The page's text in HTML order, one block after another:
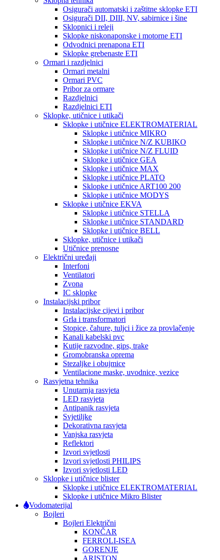
Osigurači automatski i zaštitne sklopke ETI
Osigurači DII, DIII, NV, sabirnice i šine
Sklopnici i releji
Sklopke niskonaponske i motorne ETI
Odvodnici prenapona ETI
Sklopke grebenaste ETI
Ormari i razdjelnici
Ormari metalni
Ormari PVC
Pribor za ormare
Razdjelnici
Razdjelnici ETI
Sklopke, utičnice i utikači
Sklopke i utičnice ELEKTROMATERIAL
Sklopke i utičnice MIKRO
Sklopke i utičnice N/Z KUBIKO
Sklopke i utičnice N/Z FLUID
Sklopke i utičnice GEA
Sklopke i utičnice MAX
Sklopke i utičnice PLATO
Sklopke i utičnice ART100 200
Sklopke i utičnice MODYS
Sklopke i utičnice EKVA
Sklopke i utičnice STELLA
Sklopke i utičnice STANDARD
Sklopke i utičnice BELL
Sklopke, utičnice i utikači
Utičnice prenosne
Električni uređaji
Interfoni
Ventilatori
Zvona
IC sklopke
Instalacijski pribor
Instalacijske cijevi i pribor
Grla i transformatori
Stopice, čahure, tuljci i žice za provlačenje
Kanali kabelski pvc
Kutije razvodne, gips, trake
Gromobranska oprema
Stezaljke i obujmice
Ventilacione maske, uvodnice, vezice
Rasvjetna tehnika
Unutarnja rasvjeta
LED rasvjeta
Antipanik rasvjeta
Svjetiljke
Dekorativna rasvjeta
Vanjska rasvjeta
Reflektori
Izvori svjetlosti
Izvori svjetlosti PHILIPS
Izvori svjetlosti LED
Sklopke i utičnice blister
Sklopke i utičnice ELEKTROMATERIAL
Sklopke i utičnice Mikro Blister
Vodomaterijal
Bojleri
Bojleri Električni
KONČAR
FERROLI-ISEA
GORENJE
ARISTON